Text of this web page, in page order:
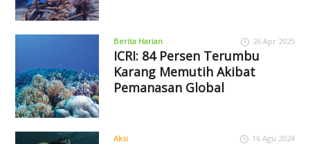
Berita Harian 26 Apr 2025
ICRI: 84 Persen Terumbu
Karang Memutih Akibat
Pemanasan Global
Aksi 16 Agu 2024